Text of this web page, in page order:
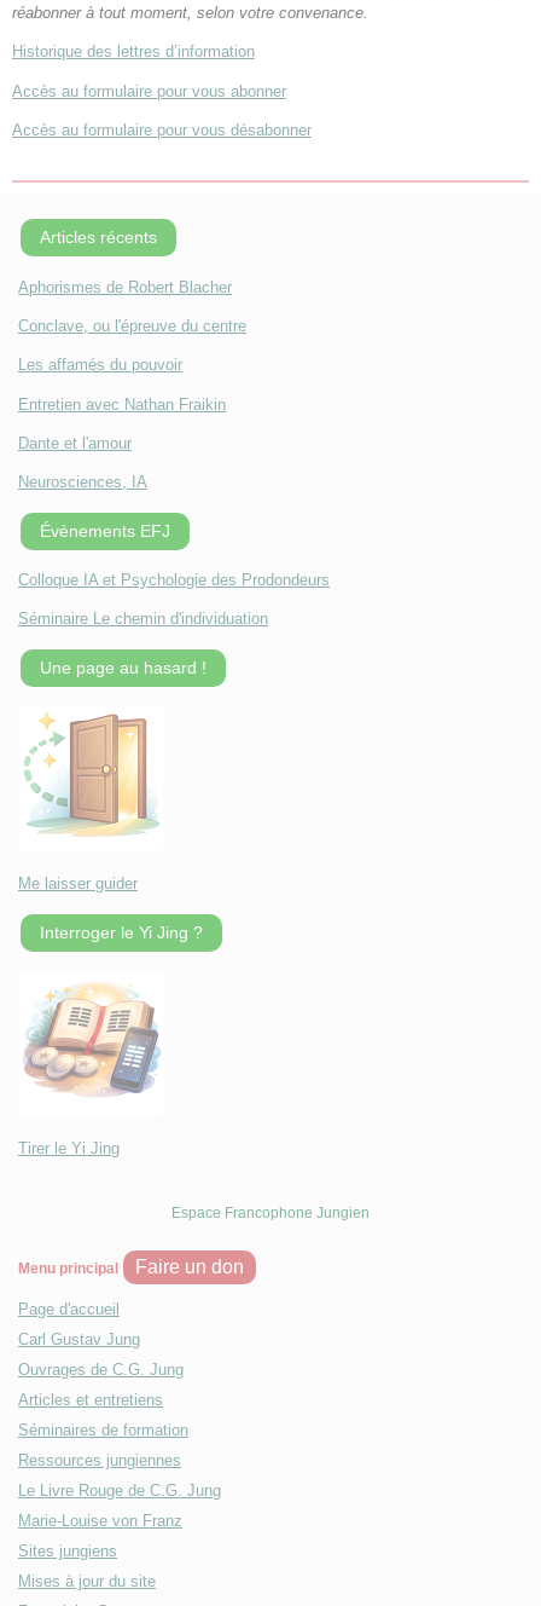
réabonner à tout moment, selon votre convenance.
Historique des lettres d’information
Accès au formulaire pour vous abonner
Accès au formulaire pour vous désabonner
Articles récents
Aphorismes de Robert Blacher
Conclave, ou l'épreuve du centre
Les affamés du pouvoir
Entretien avec Nathan Fraikin
Dante et l'amour
Neurosciences, IA
Évènements EFJ
Colloque IA et Psychologie des Prodondeurs
Séminaire Le chemin d'individuation
Une page au hasard !
Me laisser guider
Interroger le Yi Jing ?
Tirer le Yi Jing
Espace Francophone Jungien
Menu principal Faire un don
Page d'accueil
Carl Gustav Jung
Ouvrages de C.G. Jung
Articles et entretiens
Séminaires de formation
Ressources jungiennes
Le Livre Rouge de C.G. Jung
Marie-Louise von Franz
Sites jungiens
Mises à jour du site